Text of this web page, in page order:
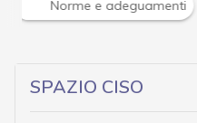
Norme e adeguamenti
SPAZIO CISO